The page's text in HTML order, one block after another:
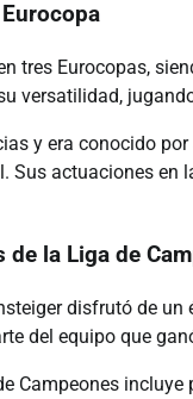
tres Eurocopas,
versatilidad,
y era conocido
Sus actuaciones
la Liga de
disfrutó de
del equipo que
Campeones